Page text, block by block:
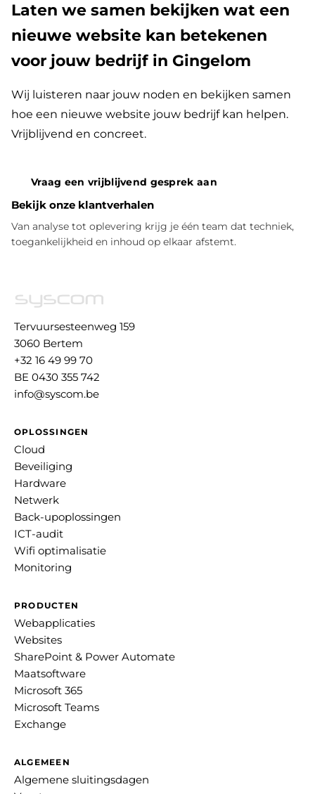
Laten we samen bekijken wat een
nieuwe website kan betekenen
voor jouw bedrijf in Gingelom
Wij luisteren naar jouw noden en bekijken samen
hoe een nieuwe website jouw bedrijf kan helpen.
Vrijblijvend en concreet.
Vraag een vrijblijvend gesprek aan
Bekijk onze klantverhalen
Van analyse tot oplevering krijg je één team dat techniek,
toegankelijkheid en inhoud op elkaar afstemt.
Tervuursesteenweg 159
3060 Bertem
+32 16 49 99 70
BE 0430 355 742
info@syscom.be
OPLOSSINGEN
Cloud
Beveiliging
Hardware
Netwerk
Back-upoplossingen
ICT-audit
Wifi optimalisatie
Monitoring
PRODUCTEN
Webapplicaties
Websites
SharePoint & Power Automate
Maatsoftware
Microsoft 365
Microsoft Teams
Exchange
ALGEMEEN
Algemene sluitingsdagen